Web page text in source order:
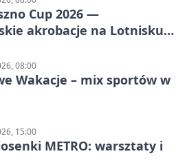
Cup 2026 —
akrobacje na Lotnisku
08:00
Wakacje – mix sportów w
15:00
METRO: warsztaty i